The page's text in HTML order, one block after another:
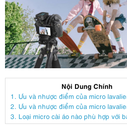
Nội Dung Chính
1. Ưu và nhược điểm của micro
2. Ưu và nhược điểm của micro
3. Loại micro cài áo nào phù hợp với